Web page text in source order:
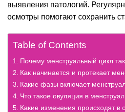
выявления патологий.
осмотры помогают сохранить
Table of Contents
Почему менструальный цикл
Как начинается и протекает
Какие фазы включает
Что такое овуляция в
Какие изменения происходят в